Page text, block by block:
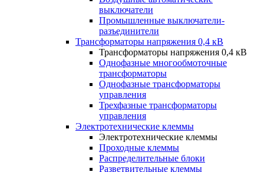
выключатели
Промышленные выключатели-
разъединители
Трансформаторы напряжения 0,4 кВ
Трансформаторы напряжения 0,4 кВ
Однофазные многообмоточные
трансформаторы
Однофазные трансформаторы
управления
Трехфазные трансформаторы
управления
Электротехнические клеммы
Электротехнические клеммы
Проходные клеммы
Распределительные блоки
Разветвительные клеммы